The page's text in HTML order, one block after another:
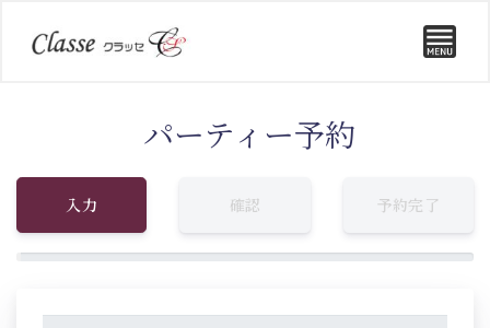
パーティー予約
入力 確認 予約完了